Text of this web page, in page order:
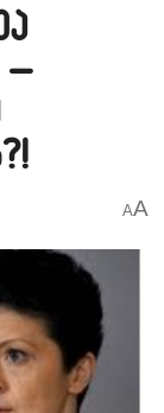
–
AA